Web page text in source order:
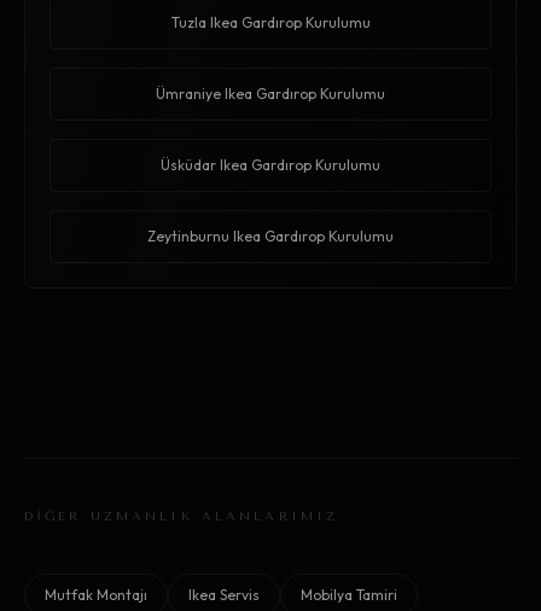
Tuzla Ikea Gardırop Kurulumu
Ümraniye Ikea Gardırop Kurulumu
Üsküdar Ikea Gardırop Kurulumu
Zeytinburnu Ikea Gardırop Kurulumu
DİĞER UZMANLIK ALANLARIMIZ
Mutfak Montajı Ikea Servis Mobilya Tamiri